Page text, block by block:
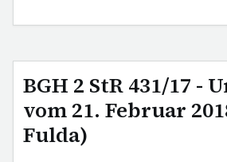
BGH 2 StR 431/17 -
vom 21. Februar
Fulda)